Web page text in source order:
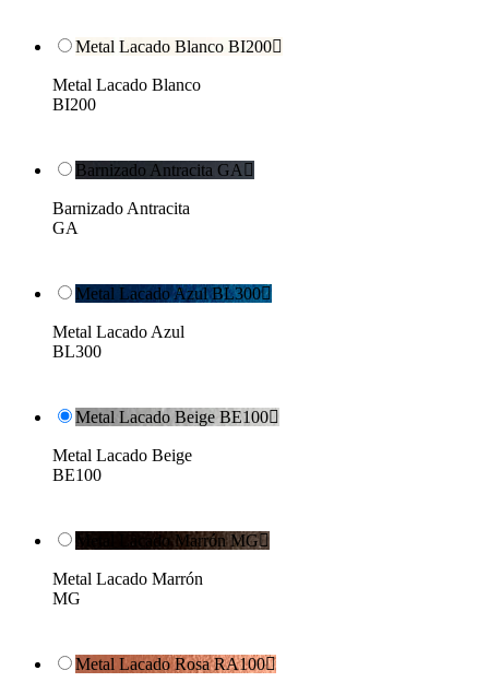
Metal Lacado Blanco BI200
Metal Lacado Blanco
BI200
Barnizado Antracita GA 
Barnizado Antracita
GA
Metal Lacado Azul BL300
Metal Lacado Azul
BL300
Metal Lacado Beige BE100
Metal Lacado Beige
BE100
Metal Lacado Marrón MG
Metal Lacado Marrón
MG
Metal Lacado Rosa RA100